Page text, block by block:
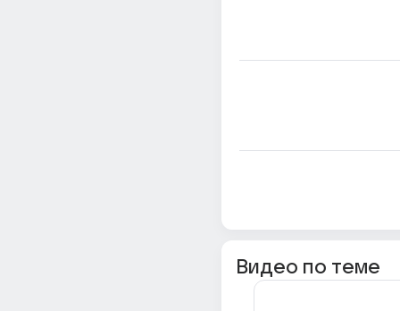
Видео по теме